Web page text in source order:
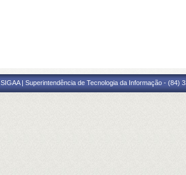
SIGAA | Superintendência de Tecnologia da Informação -